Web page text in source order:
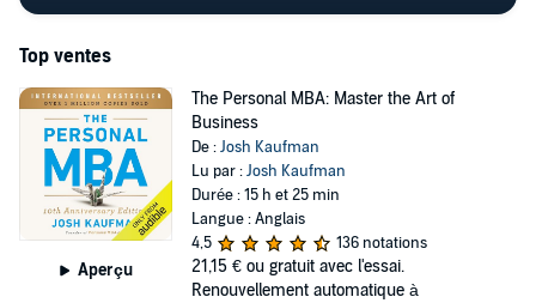
Top ventes
Aperçu
The Personal MBA: Master the Art of
Business
De :Josh Kaufman
Lu par :Josh Kaufman
Durée : 15 h et 25 min
Langue : Anglais
4,5
136 notations
21,15 € ou gratuit avec l'essai.
Renouvellement automatique à